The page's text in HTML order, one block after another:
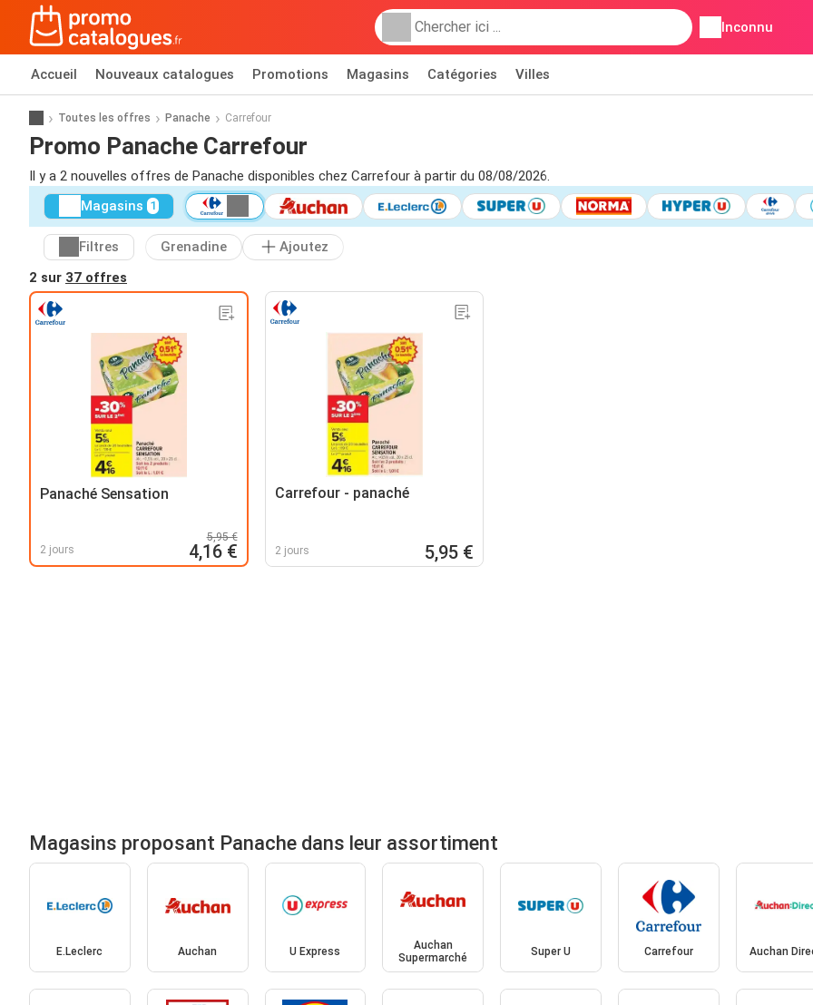
Inconnu
Accueil Nouveaux catalogues Promotions Magasins Catégories Villes
Toutes les offres Panache Carrefour
Promo Panache Carrefour
Il y a 2 nouvelles offres de Panache disponibles chez Carrefour à partir du 08/08/2026.
Magasins 1
Filtres Grenadine
Ajoutez
2 sur 37 offres
Panaché Sensation
2 jours
5,95 €
4,16 €
Carrefour - panaché
2 jours 5,95 €
Magasins proposant Panache dans leur assortiment
E.Leclerc Auchan U Express
Auchan
Supermarché
Super U Carrefour Auchan